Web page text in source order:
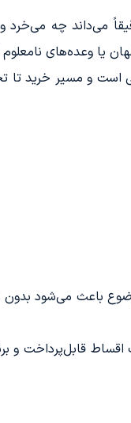
می‌داند چه می‌خرد
یا وعده‌های
است و مسیر خرید
باعث می‌شود بدون
قابل‌پرداخت و